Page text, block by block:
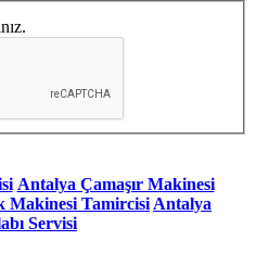
Antalya Çamaşır Makinesi
Makinesi Tamircisi Antalya
Servisi